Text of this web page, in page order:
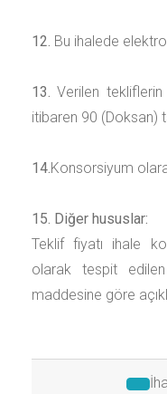
12. Bu ihalede
13. Verilen
itibaren 90 (Doksan)
14.Konsorsiyum
15. Diğer hususlar:
Teklif fiyatı ihale
olarak tespit
maddesine göre